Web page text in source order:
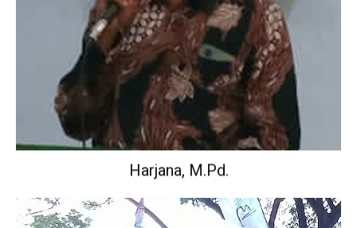
Harjana, M.Pd.